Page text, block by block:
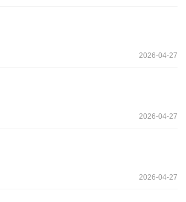
2026-04-27
2026-04-27
2026-04-27